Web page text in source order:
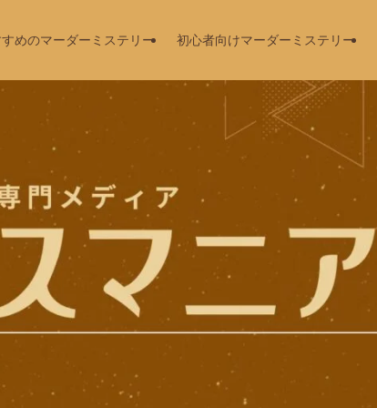
めのマーダーミステリー 初心者向けマーダーミステリー